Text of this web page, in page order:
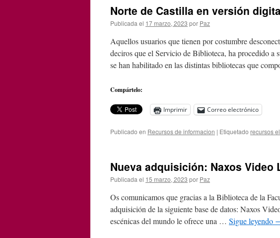
Norte de Castilla en versión
Publicada el 17 marzo, 2023 por Paz
Aquellos usuarios que tienen por costumbre
deciros que el Servicio de Biblioteca, ha procedido
se han habilitado en las distintas bibliotecas que
Compártelo:
Imprimir Correo electrónico
Publicado en Recursos de informacion | Etiquetado recursos
Nueva adquisición: Naxos Video
Publicada el 15 marzo, 2023 por Paz
Os comunicamos que gracias a la Biblioteca de la
adquisición de la siguiente base de datos: Naxos
escénicas del mundo le ofrece una … Sigue leyendo